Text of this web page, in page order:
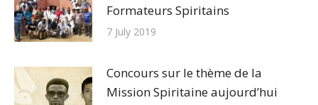
Formateurs Spiritains
7 July 2019
Concours sur le thème de la
Mission Spiritaine aujourd’hui